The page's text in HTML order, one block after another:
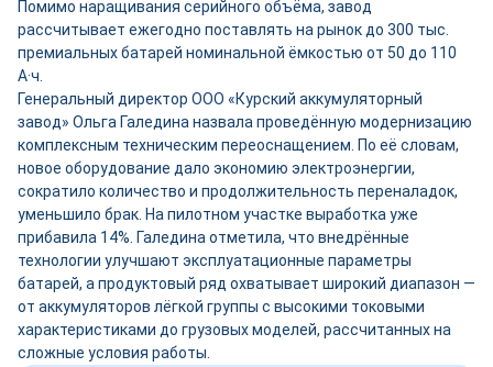
Помимо наращивания серийного объёма, завод
рассчитывает ежегодно поставлять на рынок до 300 тыс.
премиальных батарей номинальной ёмкостью от 50 до 110
А·ч.
Генеральный директор ООО «Курский аккумуляторный
завод» Ольга Галедина назвала проведённую модернизацию
комплексным техническим переоснащением. По её словам,
новое оборудование дало экономию электроэнергии,
сократило количество и продолжительность переналадок,
уменьшило брак. На пилотном участке выработка уже
прибавила 14%. Галедина отметила, что внедрённые
технологии улучшают эксплуатационные параметры
батарей, а продуктовый ряд охватывает широкий диапазон —
от аккумуляторов лёгкой группы с высокими токовыми
характеристиками до грузовых моделей, рассчитанных на
сложные условия работы.